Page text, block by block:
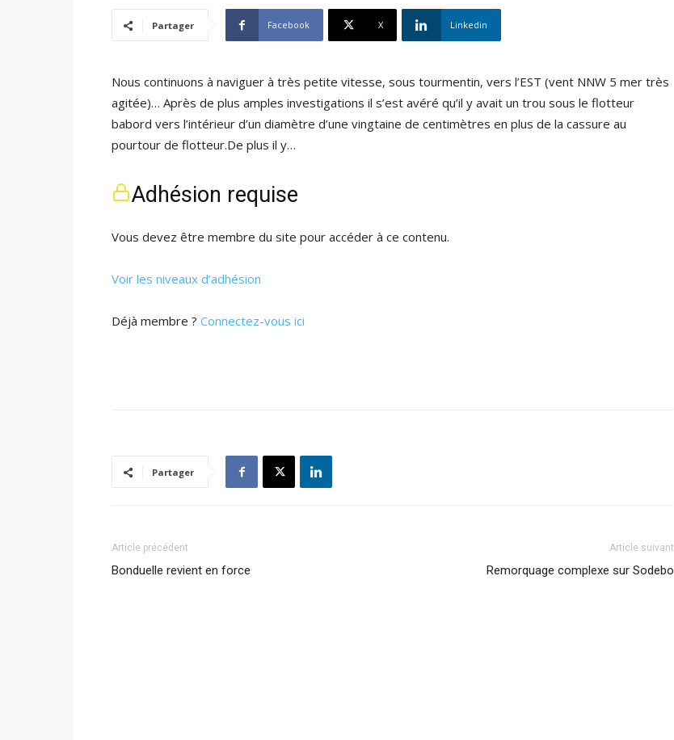
Partager Facebook X Linkedin
Nous continuons à naviguer à très petite vitesse, sous tourmentin, vers l’EST (vent NNW 5 mer très
agitée)… Après de plus amples investigations il s’est avéré qu’il y avait un trou sous le flotteur
babord vers l’intérieur d’un diamètre d’une vingtaine de centimètres en plus de la cassure au
pourtour de flotteur.De plus il y…
Adhésion requise
Vous devez être membre du site pour accéder à ce contenu.
Voir les niveaux d’adhésion
Déjà membre ? Connectez-vous ici
Partager
Article précédent
Bonduelle revient en force
Article suivant
Remorquage complexe sur Sodebo